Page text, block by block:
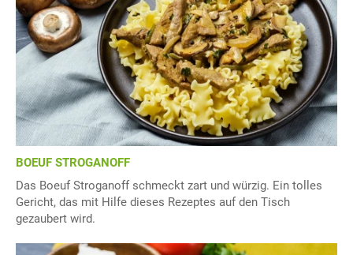
BOEUF STROGANOFF
Das Boeuf Stroganoff schmeckt zart und würzig. Ein tolles
Gericht, das mit Hilfe dieses Rezeptes auf den Tisch
gezaubert wird.